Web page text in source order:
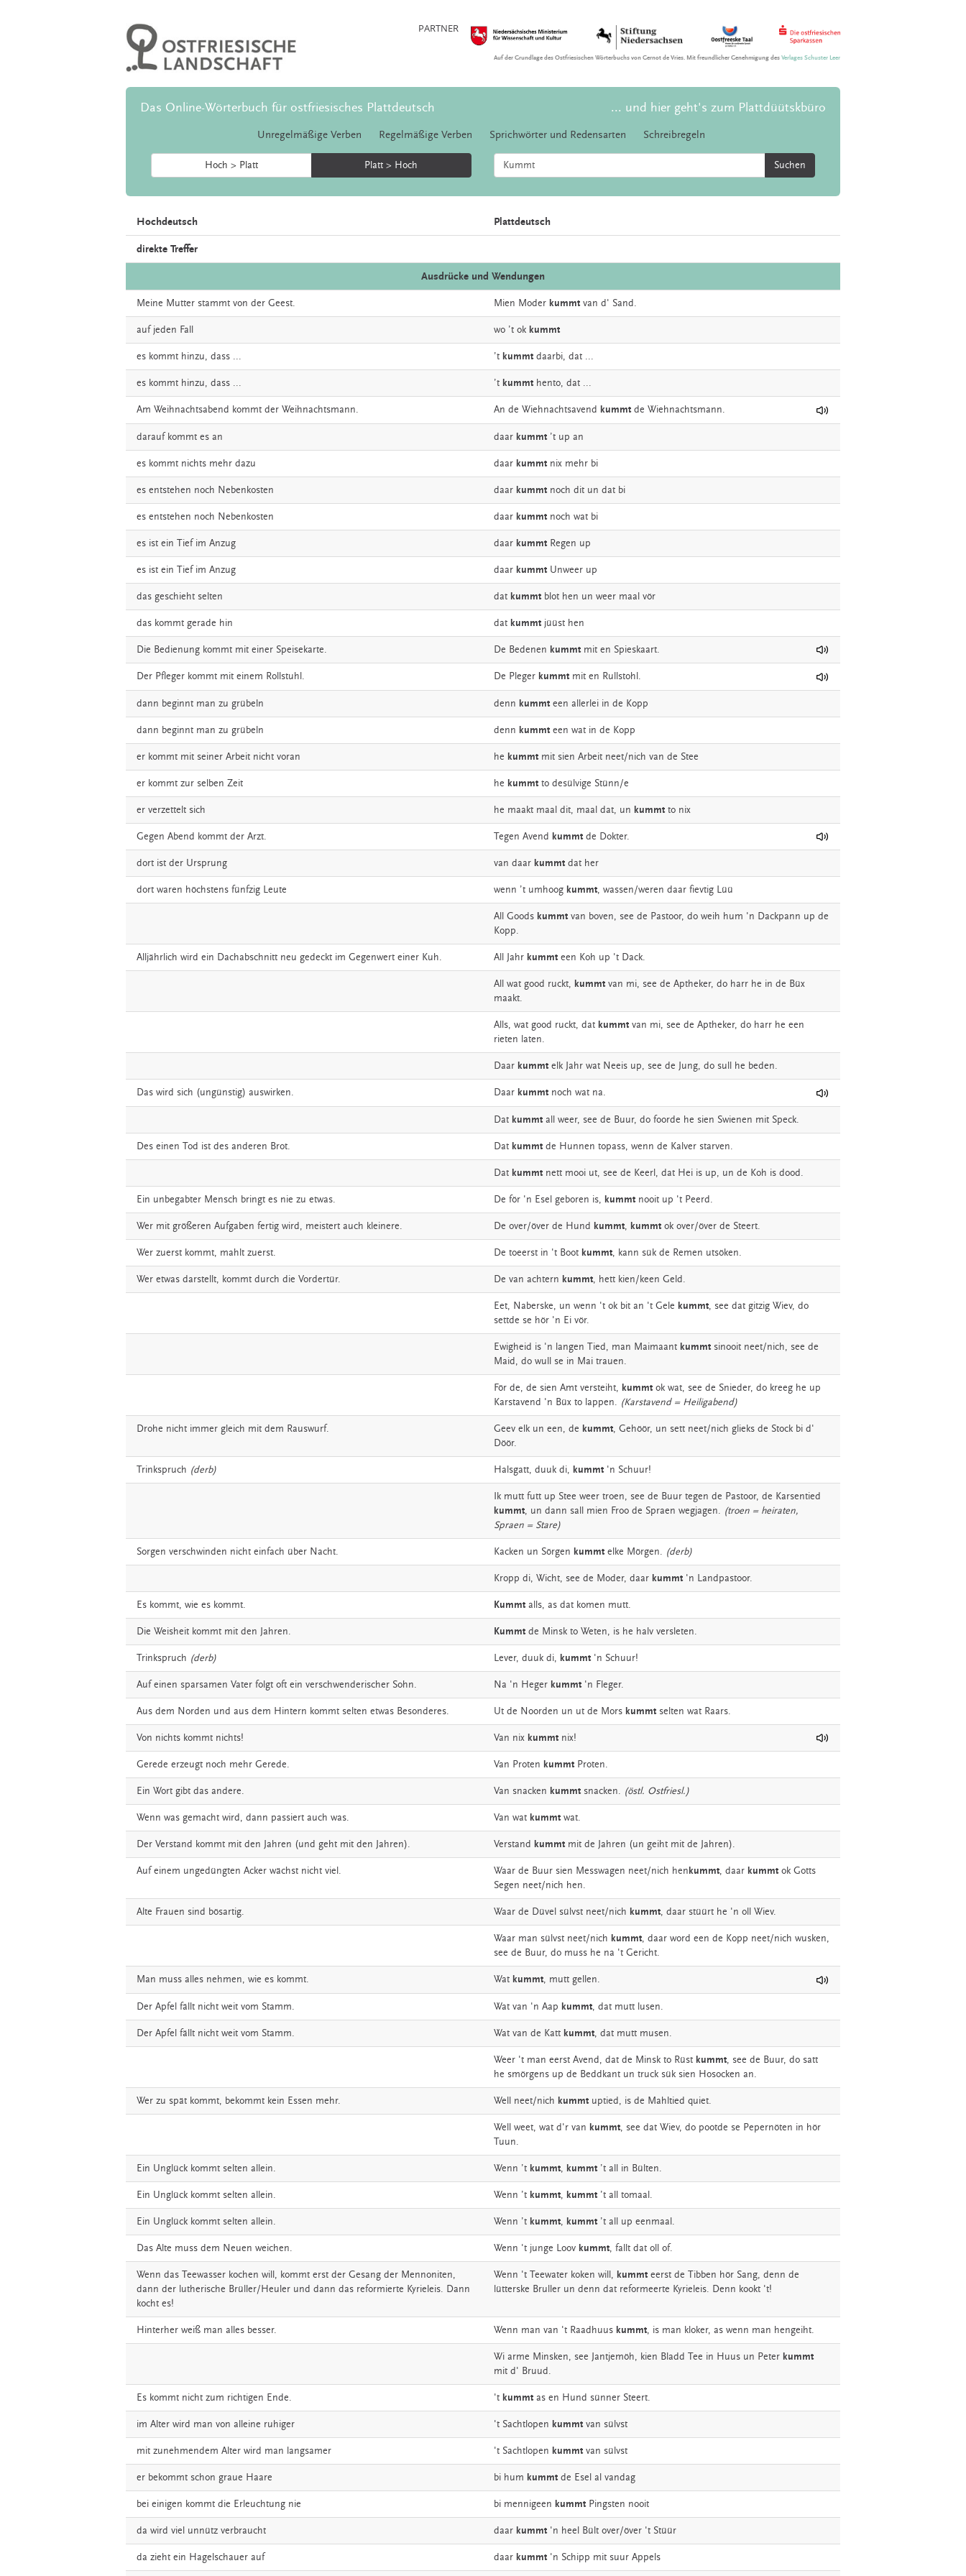
PARTNER
Auf der Grundlage des Ostfriesischen Wörterbuchs von Gernot de Vries. Mit freundlicher Genehmigung desVerlages Schuster Leer
Das Online-Wörterbuch für ostfriesisches Plattdeutsch ... und hier geht's zum Plattdüütskbüro
Unregelmäßige Verben Regelmäßige Verben Sprichwörter und Redensarten Schreibregeln
Hoch > Platt Platt > Hoch Suchen
Hochdeutsch Plattdeutsch
direkte Treffer
Ausdrücke und Wendungen
Meine Mutter stammt von der Geest. Mien Moder kummt van d' Sand.
auf jeden Fall wo ’t ok kummt
es kommt hinzu, dass ... ’t kummt daarbi, dat ...
es kommt hinzu, dass ... ’t kummt hento, dat ...
Am Weihnachtsabend kommt der Weihnachtsmann. An de Wiehnachtsavend kummt de Wiehnachtsmann.
darauf kommt es an daar kummt ’t up an
es kommt nichts mehr dazu daar kummt nix mehr bi
es entstehen noch Nebenkosten daar kummt noch dit un dat bi
es entstehen noch Nebenkosten daar kummt noch wat bi
es ist ein Tief im Anzug daar kummt Regen up
es ist ein Tief im Anzug daar kummt Unweer up
das geschieht selten dat kummt blot hen un weer maal vör
das kommt gerade hin dat kummt jüüst hen
Die Bedienung kommt mit einer Speisekarte. De Bedenen kummt mit en Spieskaart.
Der Pfleger kommt mit einem Rollstuhl. De Pleger kummt mit en Rullstohl.
dann beginnt man zu grübeln denn kummt een allerlei in de Kopp
dann beginnt man zu grübeln denn kummt een wat in de Kopp
er kommt mit seiner Arbeit nicht voran he kummt mit sien Arbeit neet/nich van de Stee
er kommt zur selben Zeit he kummt to desülvige Stünn/e
er verzettelt sich he maakt maal dit, maal dat, un kummt to nix
Gegen Abend kommt der Arzt. Tegen Avend kummt de Dokter.
dort ist der Ursprung van daar kummt dat her
dort waren höchstens fünfzig Leute wenn ’t umhoog kummt, wassen/weren daar fievtig Lüü
All Goods kummt van boven, see de Pastoor, do weih hum 'n Dackpann up de
Kopp.
Alljährlich wird ein Dachabschnitt neu gedeckt im Gegenwert einer Kuh. All Jahr kummt een Koh up 't Dack.
All wat good ruckt, kummt van mi, see de Aptheker, do harr he in de Büx
maakt.
Alls, wat good ruckt, dat kummt van mi, see de Aptheker, do harr he een
rieten laten.
Daar kummt elk Jahr wat Neeis up, see de Jung, do sull he beden.
Das wird sich (ungünstig) auswirken. Daar kummt noch wat na.
Dat kummt all weer, see de Buur, do foorde he sien Swienen mit Speck.
Des einen Tod ist des anderen Brot. Dat kummt de Hunnen topass, wenn de Kalver starven.
Dat kummt nett mooi ut, see de Keerl, dat Hei is up, un de Koh is dood.
Ein unbegabter Mensch bringt es nie zu etwas. De för 'n Esel geboren is, kummt nooit up 't Peerd.
Wer mit größeren Aufgaben fertig wird, meistert auch kleinere. De over/över de Hund kummt, kummt ok over/över de Steert.
Wer zuerst kommt, mahlt zuerst. De toeerst in 't Boot kummt, kann sük de Remen utsöken.
Wer etwas darstellt, kommt durch die Vordertür. De van achtern kummt, hett kien/keen Geld.
Eet, Naberske, un wenn 't ok bit an 't Gele kummt, see dat gitzig Wiev, do
settde se hör 'n Ei vör.
Ewigheid is 'n langen Tied, man Maimaant kummt sinooit neet/nich, see de
Maid, do wull se in Mai trauen.
För de, de sien Amt versteiht, kummt ok wat, see de Snieder, do kreeg he up
Karstavend 'n Büx to lappen. (Karstavend = Heiligabend)
Drohe nicht immer gleich mit dem Rauswurf. Geev elk un een, de kummt, Gehöör, un sett neet/nich glieks de Stock bi d'
Döör.
Trinkspruch (derb) Halsgatt, duuk di, kummt 'n Schuur!
Ik mutt futt up Stee weer troen, see de Buur tegen de Pastoor, de Karsentied
kummt, un dann sall mien Froo de Spraen wegjagen. (troen = heiraten,
Spraen = Stare)
Sorgen verschwinden nicht einfach über Nacht. Kacken un Sörgen kummt elke Mörgen. (derb)
Kropp di, Wicht, see de Moder, daar kummt 'n Landpastoor.
Es kommt, wie es kommt. Kummt alls, as dat komen mutt.
Die Weisheit kommt mit den Jahren. Kummt de Minsk to Weten, is he halv versleten.
Trinkspruch (derb) Lever, duuk di, kummt 'n Schuur!
Auf einen sparsamen Vater folgt oft ein verschwenderischer Sohn. Na 'n Heger kummt 'n Fleger.
Aus dem Norden und aus dem Hintern kommt selten etwas Besonderes. Ut de Noorden un ut de Mors kummt selten wat Raars.
Von nichts kommt nichts! Van nix kummt nix!
Gerede erzeugt noch mehr Gerede. Van Proten kummt Proten.
Ein Wort gibt das andere. Van snacken kummt snacken. (östl. Ostfriesl.)
Wenn was gemacht wird, dann passiert auch was. Van wat kummt wat.
Der Verstand kommt mit den Jahren (und geht mit den Jahren). Verstand kummt mit de Jahren (un geiht mit de Jahren).
Auf einem ungedüngten Acker wächst nicht viel. Waar de Buur sien Messwagen neet/nich henkummt, daar kummt ok Gotts
Segen neet/nich hen.
Alte Frauen sind bösartig. Waar de Düvel sülvst neet/nich kummt, daar stüürt he 'n oll Wiev.
Waar man sülvst neet/nich kummt, daar word een de Kopp neet/nich wusken,
see de Buur, do muss he na 't Gericht.
Man muss alles nehmen, wie es kommt. Wat kummt, mutt gellen.
Der Apfel fällt nicht weit vom Stamm. Wat van 'n Aap kummt, dat mutt lusen.
Der Apfel fällt nicht weit vom Stamm. Wat van de Katt kummt, dat mutt musen.
Weer 't man eerst Avend, dat de Minsk to Rüst kummt, see de Buur, do satt
he smörgens up de Beddkant un truck sük sien Hosocken an.
Wer zu spät kommt, bekommt kein Essen mehr. Well neet/nich kummt uptied, is de Mahltied quiet.
Well weet, wat d'r van kummt, see dat Wiev, do pootde se Pepernöten in hör
Tuun.
Ein Unglück kommt selten allein. Wenn ’t kummt, kummt ’t all in Bülten.
Ein Unglück kommt selten allein. Wenn ’t kummt, kummt ’t all tomaal.
Ein Unglück kommt selten allein. Wenn ’t kummt, kummt ’t all up eenmaal.
Das Alte muss dem Neuen weichen. Wenn 't junge Loov kummt, fallt dat oll of.
Wenn das Teewasser kochen will, kommt erst der Gesang der Mennoniten,
dann der lutherische Brüller/Heuler und dann das reformierte Kyrieleis. Dann
kocht es!
Wenn 't Teewater koken will, kummt eerst de Tibben hör Sang, denn de
lütterske Bruller un denn dat reformeerte Kyrieleis. Denn kookt 't!
Hinterher weiß man alles besser. Wenn man van 't Raadhuus kummt, is man kloker, as wenn man hengeiht.
Wi arme Minsken, see Jantjemöh, kien Bladd Tee in Huus un Peter kummt
mit d' Bruud.
Es kommt nicht zum richtigen Ende. 't kummt as en Hund sünner Steert.
im Alter wird man von alleine ruhiger 't Sachtlopen kummt van sülvst
mit zunehmendem Alter wird man langsamer 't Sachtlopen kummt van sülvst
er bekommt schon graue Haare bi hum kummt de Esel al vandag
bei einigen kommt die Erleuchtung nie bi mennigeen kummt Pingsten nooit
da wird viel unnütz verbraucht daar kummt 'n heel Bült over/över 't Stüür
da zieht ein Hagelschauer auf daar kummt 'n Schipp mit suur Appels